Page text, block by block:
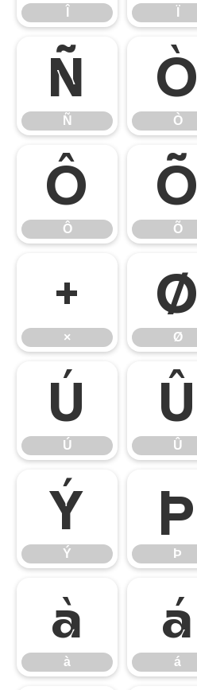
Ñ
Ñ
Ò
Ò
Ô
Ô
Õ
Õ
×
×
Ø
Ø
Ú
Ú
Û
Û
Ý
Ý
Þ
Þ
à
à
á
á